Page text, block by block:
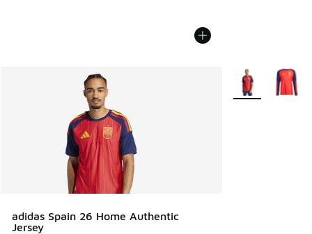
adidas Spain 26 Home Authentic
Jersey
Weitere Farben